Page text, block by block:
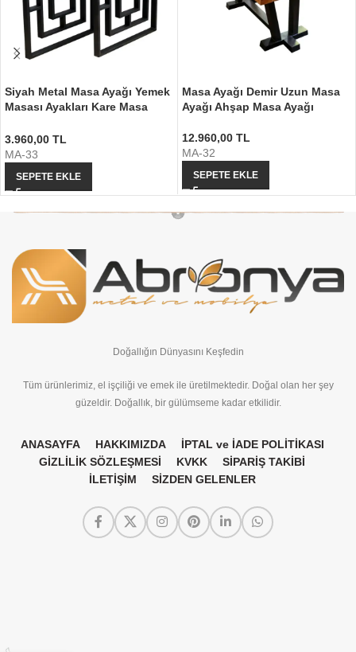
Siyah Metal Masa Ayağı Yemek
Masası Ayakları Kare Masa
3.960,00 TL
MA-33
SEPETE EKLE
Masa Ayağı Demir Uzun Masa
Ayağı Ahşap Masa Ayağı
12.960,00 TL
MA-32
SEPETE EKLE
Doğallığın Dünyasını Keşfedin
Tüm ürünlerimiz, el işçiliği ve emek ile üretilmektedir. Doğal olan her şey
güzeldir. Doğallık, bir gülümseme kadar etkilidir.
ANASAYFA HAKKIMIZDA
İPTAL ve İADE POLİTİKASI
GİZLİLİK SÖZLEŞMESİ
KVKK
SİPARİŞ TAKİBİ
İLETİŞİM
SİZDEN GELENLER